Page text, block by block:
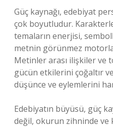
Güç kaynağı, edebiyat
çok boyutludur.
temaların enerjisi,
metnin görünmez
Metinler arası ilişkiler ve
gücün etkilerini çoğaltır
düşünce ve eylemlerini
Edebiyatın büyüsü, güç
değil, okurun zihninde ve